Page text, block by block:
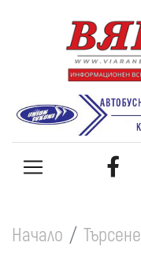
Начало Търсене